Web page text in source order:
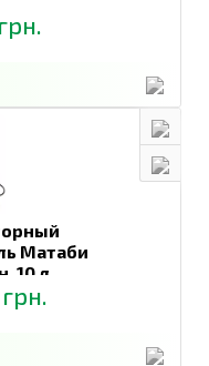
грн.
Матаби
10 л
грн.